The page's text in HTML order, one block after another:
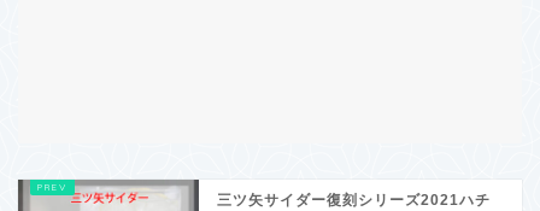
三ツ矢サイダー復刻シリーズ2021ハチ